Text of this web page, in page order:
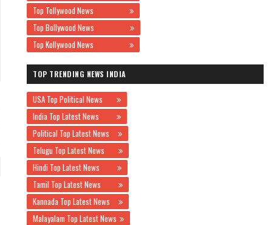
Top Tollywood News
Top Bollywood News
Top Kollywood News
TOP TRENDING NEWS INDIA
USA Top Political News
India Top Latest News
Political Top Latest News
Telugu Top Latest News
Hindi Top Latest News
Tamil Top Latest News
Kannada Top Latest News
Malayalam Top Latest News